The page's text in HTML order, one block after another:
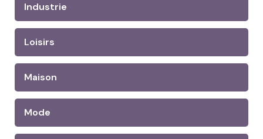
Industrie
Loisirs
Maison
Mode